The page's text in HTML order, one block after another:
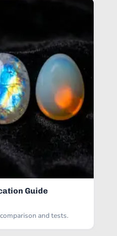
Guide
and tests.